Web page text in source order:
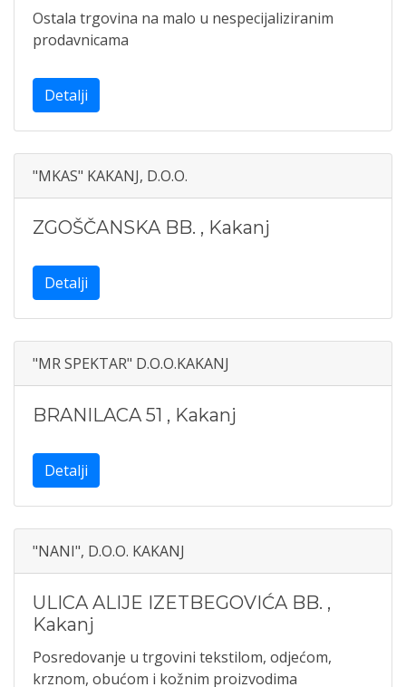
Ostala trgovina na malo u nespecijaliziranim
prodavnicama
Detalji
"MKAS" KAKANJ, D.O.O.
ZGOŠČANSKA BB. , Kakanj
Detalji
"MR SPEKTAR" D.O.O.KAKANJ
BRANILACA 51 , Kakanj
Detalji
"NANI", D.O.O. KAKANJ
ULICA ALIJE IZETBEGOVIĆA BB. ,
Kakanj
Posredovanje u trgovini tekstilom, odjećom,
krznom, obućom i kožnim proizvodima